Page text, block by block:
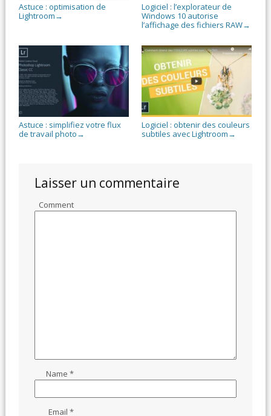
Astuce : optimisation de
Lightroom →
Logiciel : l’explorateur de
Windows 10 autorise
l’affichage des fichiers RAW→
Astuce : simplifiez votre flux
de travail photo →
Logiciel : obtenir des couleurs
subtiles avec Lightroom →
Laisser un commentaire
Comment
Name*
Email*